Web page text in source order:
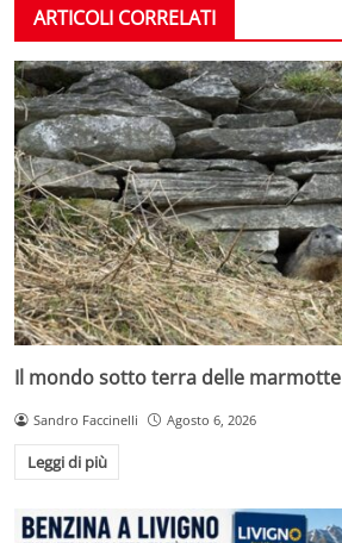
ARTICOLI CORRELATI
Il mondo sotto terra delle marmotte
Sandro Faccinelli Agosto 6, 2026
Leggi di più